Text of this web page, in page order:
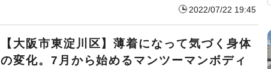
2022/07/22 19:45
【大阪市東淀川区】薄着になって気づく身体
の変化。7月から始めるマンツーマンボディ